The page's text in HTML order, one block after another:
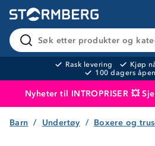
Søk etter produkter og
Rask levering
Kjøp
100 dagers
Nyheter til INTROPRISER 💥
Produktet er lagt i
Barn Undertøy Boxere og